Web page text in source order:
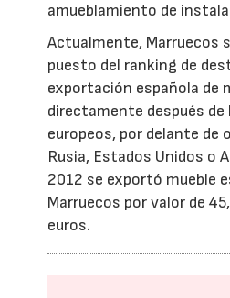
amueblamiento de
Actualmente, Marruecos
puesto del ranking de
exportación española de
directamente después de
europeos, por delante de
Rusia, Estados Unidos o
2012 se exportó mueble
Marruecos por valor de
euros.